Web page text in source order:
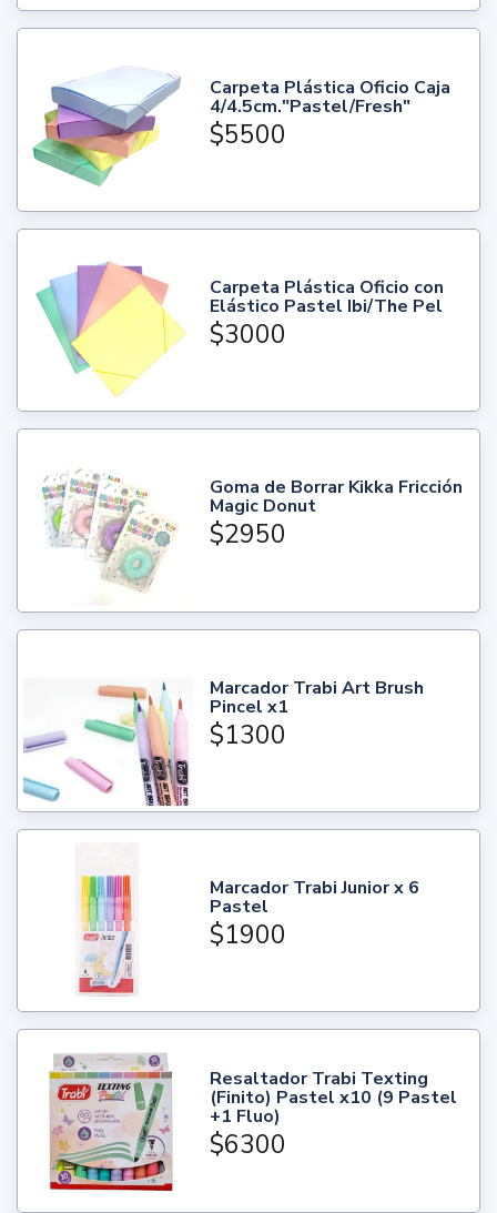
Carpeta Plástica Oficio Caja
4/4.5cm."Pastel/Fresh"
$5500
Carpeta Plástica Oficio con
Elástico Pastel Ibi/The Pel
$3000
Goma de Borrar Kikka Fricción
Magic Donut
$2950
Marcador Trabi Art Brush
Pincel x1
$1300
Marcador Trabi Junior x 6
Pastel
$1900
Resaltador Trabi Texting
(Finito) Pastel x10 (9 Pastel
+1 Fluo)
$6300